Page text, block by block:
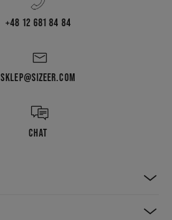
+48 12 681 84 84
SKLEP@SIZEER.COM
CHAT